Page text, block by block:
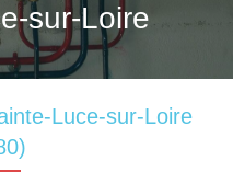
sur-Loire
Luce-sur-Loire